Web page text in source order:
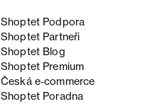
Shoptet Podpora
Shoptet Partneři
Shoptet Blog
Shoptet Premium
Česká e‑commerce
Shoptet Poradna